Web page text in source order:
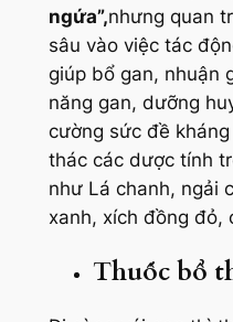
ngứa”,nhưng quan
sâu vào việc tác
giúp bổ gan, nhuận
năng gan, dưỡng
cường sức đề
thác các dược tính
như Lá chanh, ngải
xanh, xích đồng đỏ,
Thuốc bổ